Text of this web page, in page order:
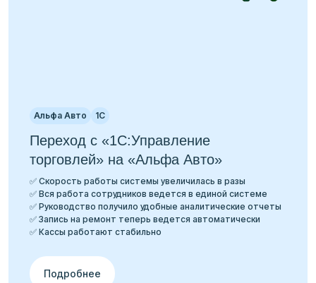
Альфа Авто 1С
Переход с «1С:Управление
торговлей» на «Альфа Авто»
✅ Скорость работы системы увеличилась в разы
✅ Вся работа сотрудников ведется в единой системе
✅ Руководство получило удобные аналитические отчеты
✅ Запись на ремонт теперь ведется автоматически
✅ Кассы работают стабильно
Подробнее